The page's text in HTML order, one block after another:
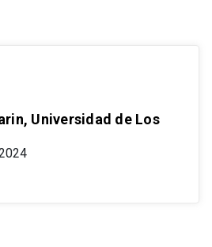
Universidad de Los